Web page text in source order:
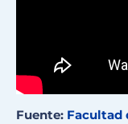
Fuente: Facultad